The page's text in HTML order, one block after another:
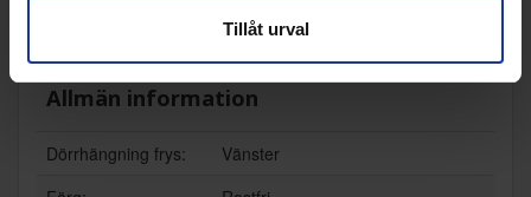
Tillåt urval
Allmän information
Dörrhängning frys:
Vänster